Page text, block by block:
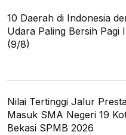
10 Daerah di Indonesia
Udara Paling Bersih Pagi
(9/8)
Nilai Tertinggi Jalur
Masuk SMA Negeri 19
Bekasi SPMB 2026